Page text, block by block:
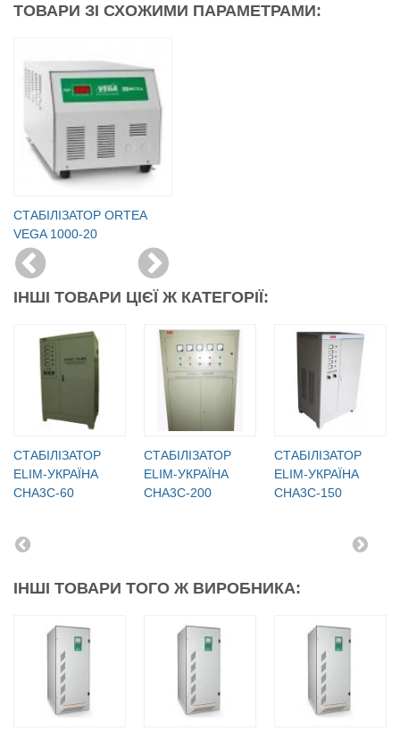
ТОВАРИ ЗІ СХОЖИМИ ПАРАМЕТРАМИ:
СТАБІЛІЗАТОР ORTEA
VEGA 1000-20
ІНШІ ТОВАРИ ЦІЄЇ Ж КАТЕГОРІЇ:
СТАБІЛІЗАТОР
ELIM-УКРАЇНА
СНА3С-60
СТАБІЛІЗАТОР
ELIM-УКРАЇНА
СНА3С-200
СТАБІЛІЗАТОР
ELIM-УКРАЇНА
СНА3С-150
ІНШІ ТОВАРИ ТОГО Ж ВИРОБНИКА: